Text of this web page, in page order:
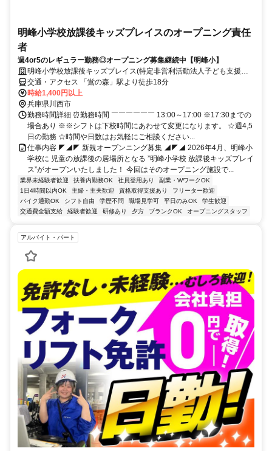
明峰小学校放課後キッズプレイスのオープニング責任
者
週4or5のレギュラー勤務◎オープニング募集継続中【明峰小】
明峰小学校放課後キッズプレイス(特定非営利活動法人子ども支援ホ
ーム)
交通・アクセス 「鴬の森」駅より徒歩18分
時給1,400円以上
兵庫県川西市
勤務時間詳細 ⏰勤務時間 ￣￣￣￣￣￣ 13:00～17:00 ※17:30までの
場合あり ※※シフトは下校時間にあわせて変更になります。 ☆週4,5
日の勤務 ☆時間や日数はお気軽にご相談ください...
仕事内容 ◤◢◤ 新規オープンニング募集 ◢◤◢ 2026年4月、明峰小
学校に 児童の放課後の居場所となる ”明峰小学校 放課後キッズプレイ
ス”がオープンいたしました！ 今回はそのオープニング施設で...
業界未経験者歓迎 扶養内勤務OK 社員登用あり
副業・WワークOK
1日4時間以内OK
主婦・主夫歓迎 資格取得支援あり
フリーター歓迎
バイク通勤OK
シフト自由 学歴不問 職場見学可 平日のみOK
学生歓迎
交通費全額支給
経験者歓迎 研修あり 夕方 ブランクOK オープニングスタッフ
アルバイト・パート